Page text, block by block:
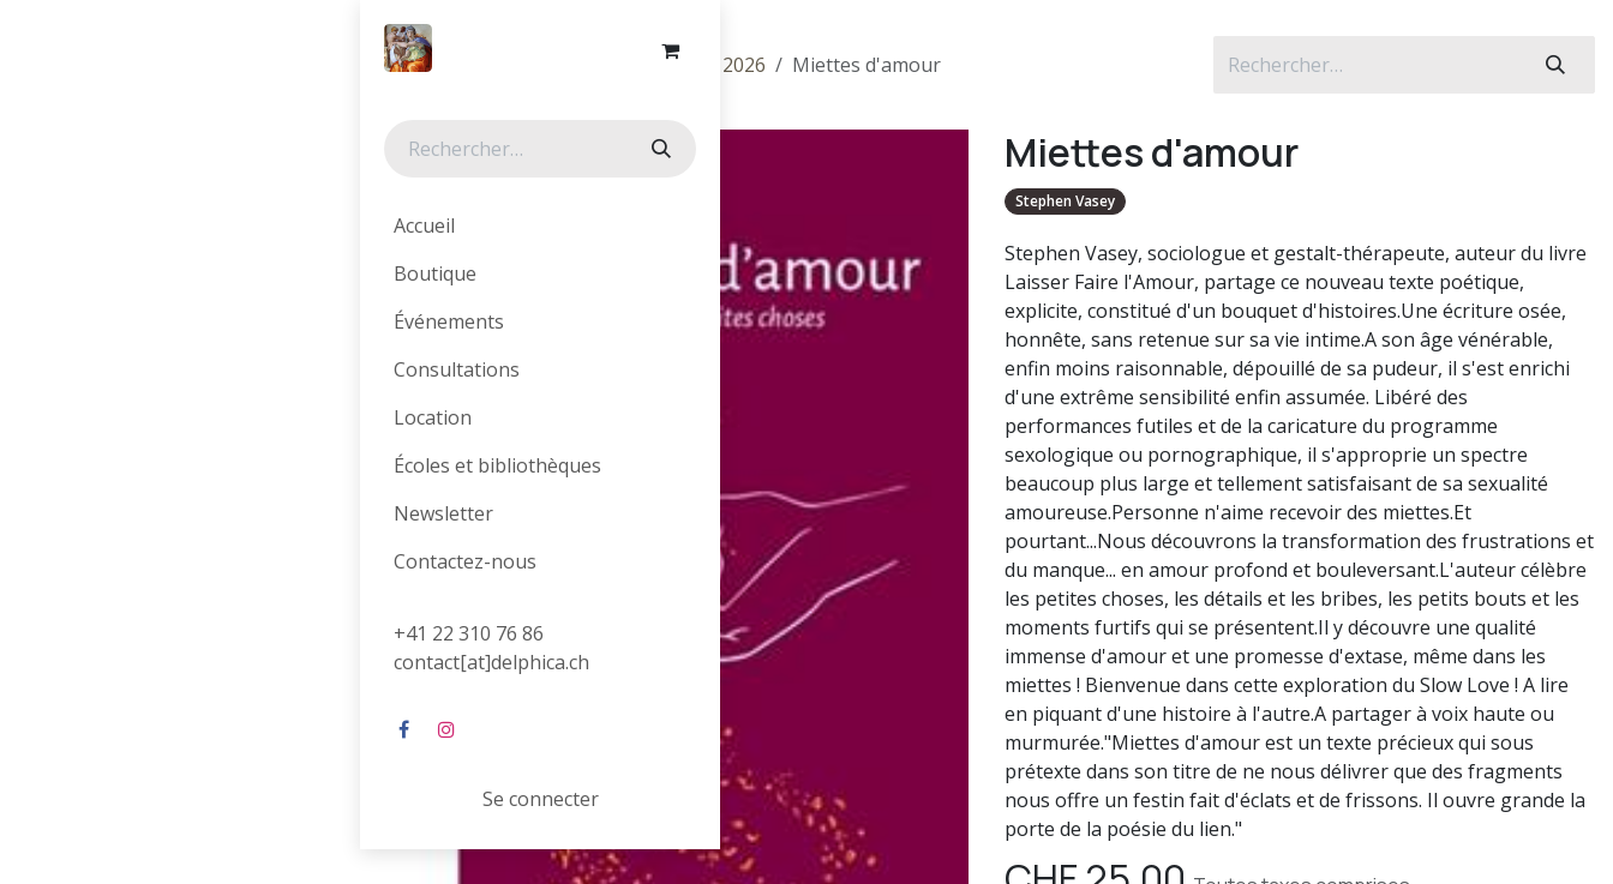
Accueil
Boutique
Événements
Consultations
Location
Écoles et bibliothèques
Newsletter
Contactez-nous
+41 22 310 76 86
contact[at]delphica.ch
Se connecter
Tous les produits Rentrée littéraire 2026 Miettes d'amour
Miettes d'amour
Stephen Vasey
Stephen Vasey, sociologue et gestalt-thérapeute, auteur du livre
Laisser Faire l'Amour, partage ce nouveau texte poétique,
explicite, constitué d'un bouquet d'histoires.Une écriture osée,
honnête, sans retenue sur sa vie intime.A son âge vénérable,
enfin moins raisonnable, dépouillé de sa pudeur, il s'est enrichi
d'une extrême sensibilité enfin assumée. Libéré des
performances futiles et de la caricature du programme
sexologique ou pornographique, il s'approprie un spectre
beaucoup plus large et tellement satisfaisant de sa sexualité
amoureuse.Personne n'aime recevoir des miettes.Et
pourtant...Nous découvrons la transformation des frustrations et
du manque... en amour profond et bouleversant.L'auteur célèbre
les petites choses, les détails et les bribes, les petits bouts et les
moments furtifs qui se présentent.Il y découvre une qualité
immense d'amour et une promesse d'extase, même dans les
miettes ! Bienvenue dans cette exploration du Slow Love ! A lire
en piquant d'une histoire à l'autre.A partager à voix haute ou
murmurée."Miettes d'amour est un texte précieux qui sous
prétexte dans son titre de ne nous délivrer que des fragments
nous offre un festin fait d'éclats et de frissons. Il ouvre grande la
porte de la poésie du lien."